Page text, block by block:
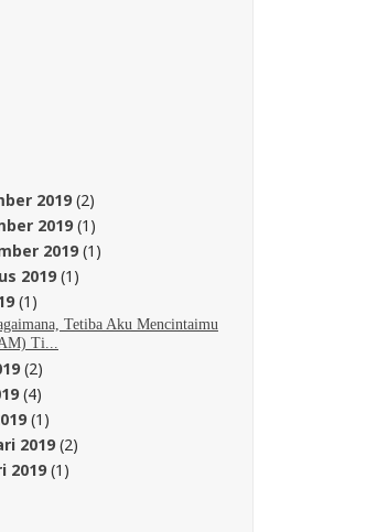
2019(2)
2019(1)
2019(1)
2019(1)
(1)
Tetiba Aku Mencintaimu
Ti...
(2)
(4)
(1)
2019(2)
2019(1)